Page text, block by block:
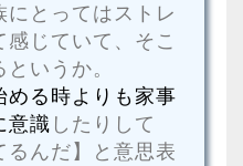
とってはストレ
じていて、そこ
いうか。
める時よりも家事
意識 したりして
るんだ】と意思表